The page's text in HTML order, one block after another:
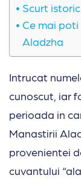
Scurt
Ce mai
Aladzha
Intrucat
cunoscut, iar
perioada in
Manastirii
provenientei
cuvantului